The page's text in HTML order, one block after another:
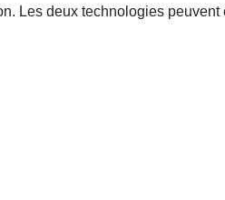
Les deux technologies peuvent